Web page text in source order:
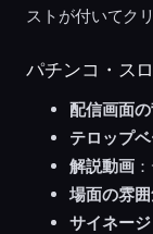
ストが付いてク
パチンコ・ス
配信画面
テロップ
解説動画
場面の雰
サイネージ